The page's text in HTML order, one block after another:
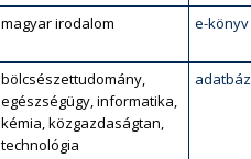
magyar irodalom e-könyv
bölcsészettudomány,
egészségügy, informatika,
kémia, közgazdaságtan,
technológia